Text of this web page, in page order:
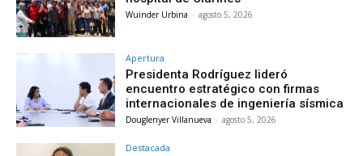
Wuinder Urbina - agosto 5, 2026
Apertura
Presidenta Rodríguez lideró
encuentro estratégico con firmas
internacionales de ingeniería sísmica
Douglenyer Villanueva - agosto 5, 2026
Destacada